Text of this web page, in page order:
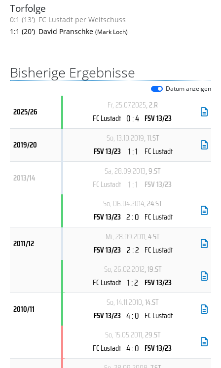
Torfolge
0:1 (13') FC Lustadt per Weitschuss
1:1 (20') David Pranschke (Mark Loch)
Bisherige Ergebnisse
Datum anzeigen
2025/26
Fr, 25.07.2025, 2.R
FC Lustadt 0 : 4 FSV 13/23
2019/20
So, 13.10.2019, 11.ST
FSV 13/23 1 : 1 FC Lustadt
2013/14
Sa, 28.09.2013, 9.ST
FC Lustadt 1 : 1
FSV 13/23
So, 06.04.2014, 24.ST
FSV 13/23 2 : 0 FC Lustadt
2011/12
Mi, 28.09.2011, 4.ST
FSV 13/23 2 : 2 FC Lustadt
So, 26.02.2012, 19.ST
FC Lustadt 1 : 2 FSV 13/23
2010/11
So, 14.11.2010, 14.ST
FSV 13/23 4 : 0 FC Lustadt
So, 15.05.2011, 29.ST
FC Lustadt 4 : 0 FSV 13/23